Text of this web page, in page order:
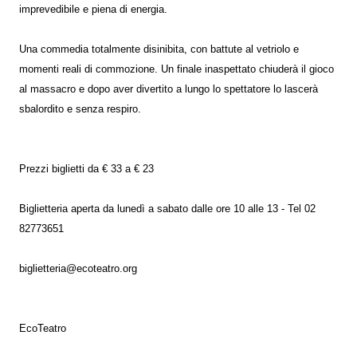
imprevedibile e piena di energia.
Una commedia totalmente disinibita, con battute al vetriolo e
momenti reali di commozione. Un finale inaspettato chiuderà il gioco
al massacro e dopo aver divertito a lungo lo spettatore lo lascerà
sbalordito e senza respiro.
Prezzi biglietti da € 33 a € 23
Biglietteria aperta da lunedì a sabato dalle ore 10 alle 13 - Tel 02
82773651
biglietteria@ecoteatro.org
EcoTeatro